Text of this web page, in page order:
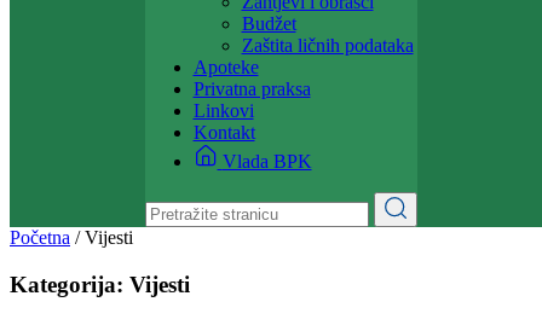
Dokumenti
Zakoni i propisi
Zahtjevi i obrasci
Budžet
Zaštita ličnih podataka
Apoteke
Privatna praksa
Linkovi
Kontakt
Vlada BPK
Početna Vijesti